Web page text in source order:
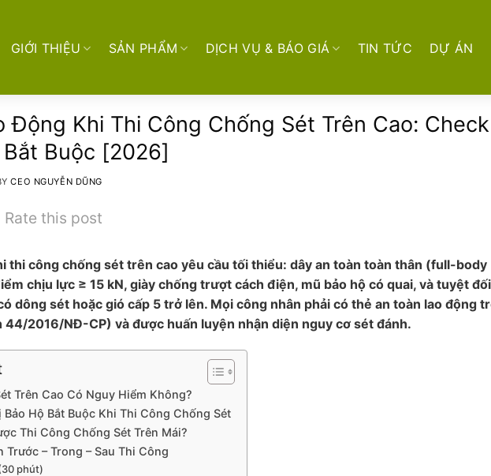
GIỚI THIỆU SẢN PHẨM DỊCH VỤ & BÁO GIÁ TIN TỨC DỰ ÁN
Động Khi Thi Công Chống Sét Trên Cao:
Bắt Buộc [2026]
CEO NGUYỄN DŨNG
Rate this post
thi công chống sét trên cao yêu cầu tối thiểu: dây an toàn toàn thân (full-body
chịu lực ≥ 15 kN, giày chống trượt cách điện, mũ bảo hộ có quai, và tuyệt đối
dông sét hoặc gió cấp 5 trở lên. Mọi công nhân phải có thẻ an toàn lao động
44/2016/NĐ-CP) và được huấn luyện nhận diện nguy cơ sét đánh.
Trên Cao Có Nguy Hiểm Không?
Hộ Bắt Buộc Khi Thi Công Chống Sét
Thi Công Chống Sét Trên Mái?
Trước – Trong – Sau Thi Công
phút)